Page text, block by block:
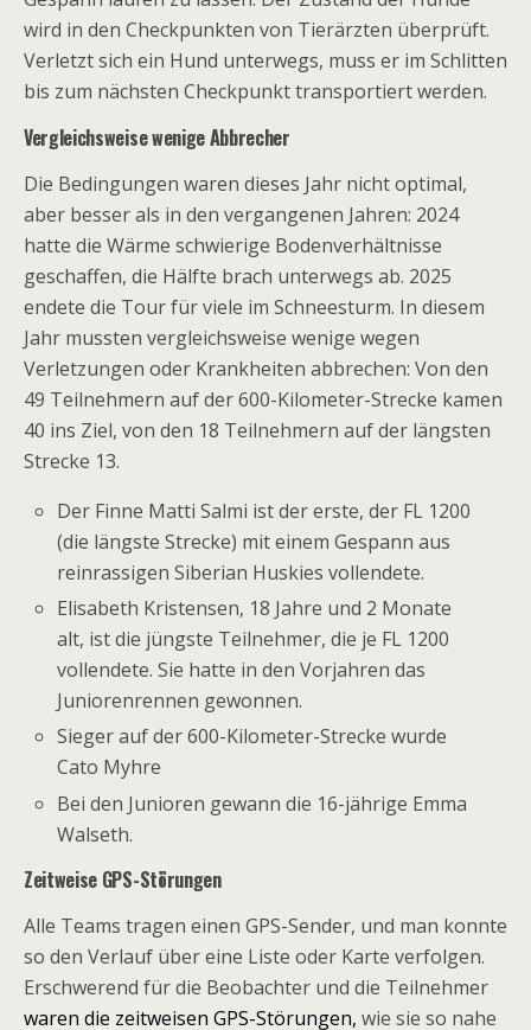
wird in den Checkpunkten von Tierärzten überprüft.
Verletzt sich ein Hund unterwegs, muss er im Schlitten
bis zum nächsten Checkpunkt transportiert werden.
Vergleichsweise wenige Abbrecher
Die Bedingungen waren dieses Jahr nicht optimal,
aber besser als in den vergangenen Jahren: 2024
hatte die Wärme schwierige Bodenverhältnisse
geschaffen, die Hälfte brach unterwegs ab. 2025
endete die Tour für viele im Schneesturm. In diesem
Jahr mussten vergleichsweise wenige wegen
Verletzungen oder Krankheiten abbrechen: Von den
49 Teilnehmern auf der 600-Kilometer-Strecke kamen
40 ins Ziel, von den 18 Teilnehmern auf der längsten
Strecke 13.
Der Finne Matti Salmi ist der erste, der FL 1200
(die längste Strecke) mit einem Gespann aus
reinrassigen Siberian Huskies vollendete.
Elisabeth Kristensen, 18 Jahre und 2 Monate
alt, ist die jüngste Teilnehmer, die je FL 1200
vollendete. Sie hatte in den Vorjahren das
Juniorenrennen gewonnen.
Sieger auf der 600-Kilometer-Strecke wurde
Cato Myhre
Bei den Junioren gewann die 16-jährige Emma
Walseth.
Zeitweise GPS-Störungen
Alle Teams tragen einen GPS-Sender, und man konnte
so den Verlauf über eine Liste oder Karte verfolgen.
Erschwerend für die Beobachter und die Teilnehmer
waren die zeitweisen GPS-Störungen, wie sie so nahe